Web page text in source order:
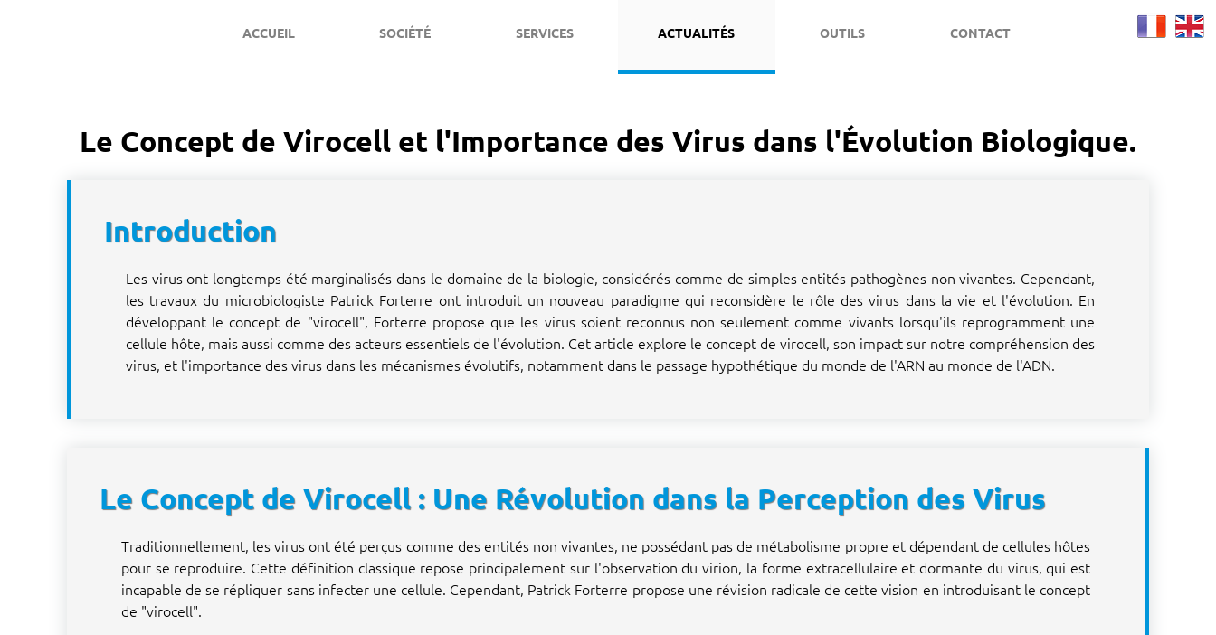
ACCUEIL SOCIÉTÉ SERVICES ACTUALITÉS OUTILS CONTACT
Le Concept de Virocell et l'Importance des Virus dans l'Évolution Biologique.
Introduction
Les virus ont longtemps été marginalisés dans le domaine de la biologie, considérés comme de simples entités pathogènes non vivantes. Cependant,
les travaux du microbiologiste Patrick Forterre ont introduit un nouveau paradigme qui reconsidère le rôle des virus dans la vie et l'évolution. En
développant le concept de "virocell", Forterre propose que les virus soient reconnus non seulement comme vivants lorsqu'ils reprogramment une
cellule hôte, mais aussi comme des acteurs essentiels de l'évolution. Cet article explore le concept de virocell, son impact sur notre compréhension des
virus, et l'importance des virus dans les mécanismes évolutifs, notamment dans le passage hypothétique du monde de l'ARN au monde de l'ADN.
Le Concept de Virocell : Une Révolution dans la Perception des Virus
Traditionnellement, les virus ont été perçus comme des entités non vivantes, ne possédant pas de métabolisme propre et dépendant de cellules hôtes
pour se reproduire. Cette définition classique repose principalement sur l'observation du virion, la forme extracellulaire et dormante du virus, qui est
incapable de se répliquer sans infecter une cellule. Cependant, Patrick Forterre propose une révision radicale de cette vision en introduisant le concept
de "virocell".